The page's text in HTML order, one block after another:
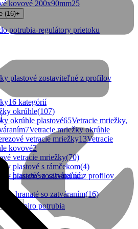
potrubia-regulátory prietoku
do spiro potrubia
plastové zostaviteľné z profilov
hranaté so zatváraním
kovové 200x90mm25
(16)+
16 kategórií
okrúhle(107)
okrúhle plastové65Vetracie mriežky,
7Vetracie mriežky okrúhle
vetracie mriežky13Vetracie
kovové2
vetracie mriežky(70)
plastové s rámčekom(4)
plastové zostaviteľné z profilov
hranaté so zatváraním(16)